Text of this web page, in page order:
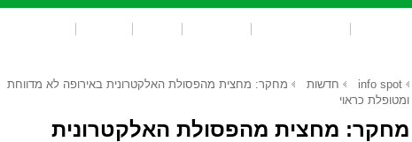
info spot חדשות
מחקר: מחצית מהפסולת האלקטרונית באירופה לא מדווחת
ומטופלת כראוי
מחקר: מחצית מהפסולת האלקטרונית